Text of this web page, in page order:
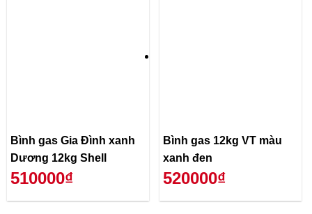
Bình gas Gia Đình xanh
Dương 12kg Shell
510000₫
Bình gas 12kg VT màu
xanh đen
520000₫